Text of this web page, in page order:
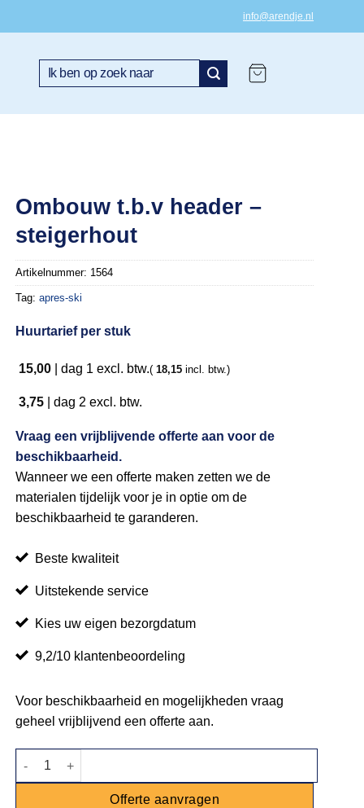
info@arendje.nl
Zoeken
Ombouw t.b.v header –
steigerhout
Artikelnummer: 1564
Tag:apres-ski
Huurtarief per stuk
15,00 |dag 1 excl. btw.( 18,15 incl. btw.)
3,75 |dag 2 excl. btw.
Vraag een vrijblijvende offerte aan voor de
beschikbaarheid.
Wanneer we een offerte maken zetten we de
materialen tijdelijk voor je in optie om de
beschikbaarheid te garanderen.
Beste kwaliteit
Uitstekende service
Kies uw eigen bezorgdatum
9,2/10 klantenbeoordeling
Voor beschikbaarheid en mogelijkheden vraag
geheel vrijblijvend een offerte aan.
Ombouw t.b.v header - steigerhout aantal
Offerte aanvragen